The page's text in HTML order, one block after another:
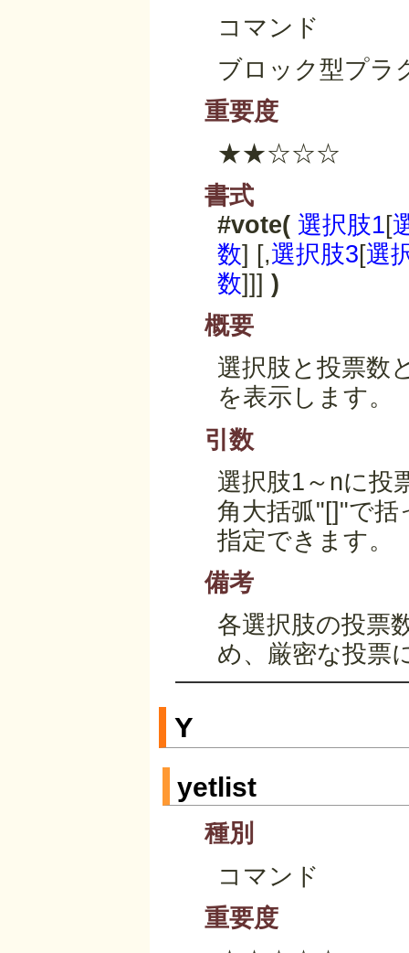
コマンド
ブロック型プラ
重要度
★★☆☆☆
書式
#vote( 選択肢1[
数] [,選択肢3[選
数]]])
概要
選択肢と投票数
を表示します。
引数
選択肢1～nに投
角大括弧"[]"で括
指定できます。
備考
各選択肢の投票
め、厳密な投票
Y
yetlist
種別
コマンド
重要度